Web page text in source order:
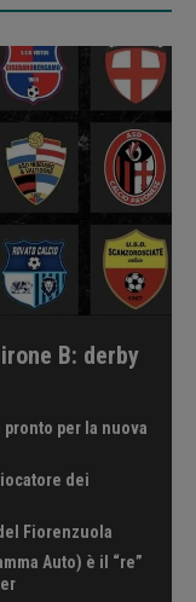
B: derby
per la nuova
dei
Fiorenzuola
Auto) è il “re”